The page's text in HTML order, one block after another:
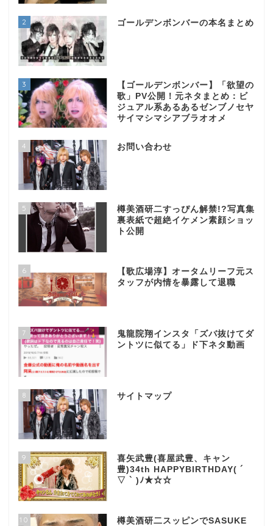
2 ゴールデンボンバーの本名まとめ
3
【ゴールデンボンバー】「欲望の
歌」PV公開！元ネタまとめ：ビ
ジュアル系あるあるゼンブノセヤ
サイマシマシアブラオオメ
4 お問い合わせ
5
樽美酒研二すっぴん解禁!?写真集
裏表紙で超絶イケメン素顔ショッ
ト公開
6
【歌広場淳】オータムリーフ元ス
タッフが内情を暴露して退職
7
鬼龍院翔インスタ「ズバ抜けてダ
ントツに似てる」ド下ネタ動画
8 サイトマップ
9
喜矢武豊(喜屋武豊、キャン
豊)34th HAPPYBIRTHDAY( ´
▽ ` )ﾉ★☆☆
10
樽美酒研二スッピンでSASUKE